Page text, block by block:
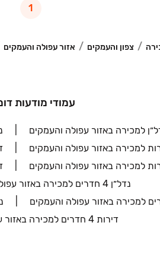
1
צפון והעמקים אזור עפולה והעמקים
עמודי מודעות
למכירה באזור עפולה והעמקים
למכירה באזור עפולה והעמקים
למכירה באזור עפולה והעמקים
נדל״ן 4 חדרים למכירה באזור עפולה והעמקים
דירות 4 חדרים למכירה באזור עפולה והעמקים